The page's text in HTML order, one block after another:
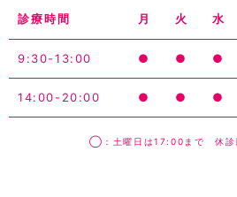
診療時間 月 火 水
9:30-13:00 ● ● ●
14:00-20:00 ● ● ●
◯：土曜日は17:00まで 休診